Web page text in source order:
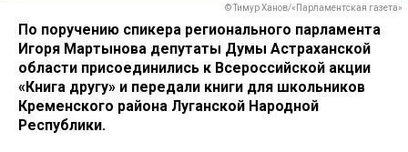
© Тимур Ханов/«Парламентская газета»
По поручению спикера регионального парламента
Игоря Мартынова депутаты Думы Астраханской
области присоединились к Всероссийской акции
«Книга другу» и передали книги для школьников
Кременского района Луганской Народной
Республики.